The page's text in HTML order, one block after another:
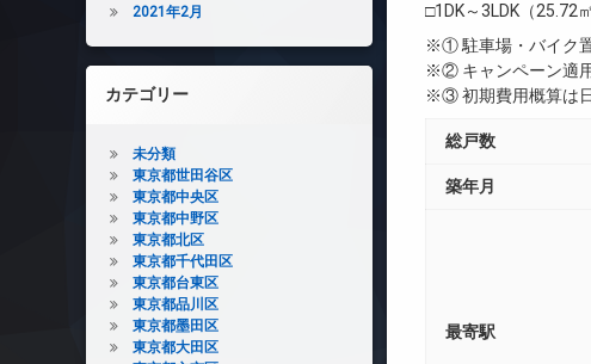
□1DK～3LDK（25.72
※① 駐車場・バイク
※② キャンペーン適
※③ 初期費用概算は
総戸数
築年月
最寄駅
2021年2月
カテゴリー
未分類
東京都世田谷区
東京都中央区
東京都中野区
東京都北区
東京都千代田区
東京都台東区
東京都品川区
東京都墨田区
東京都大田区